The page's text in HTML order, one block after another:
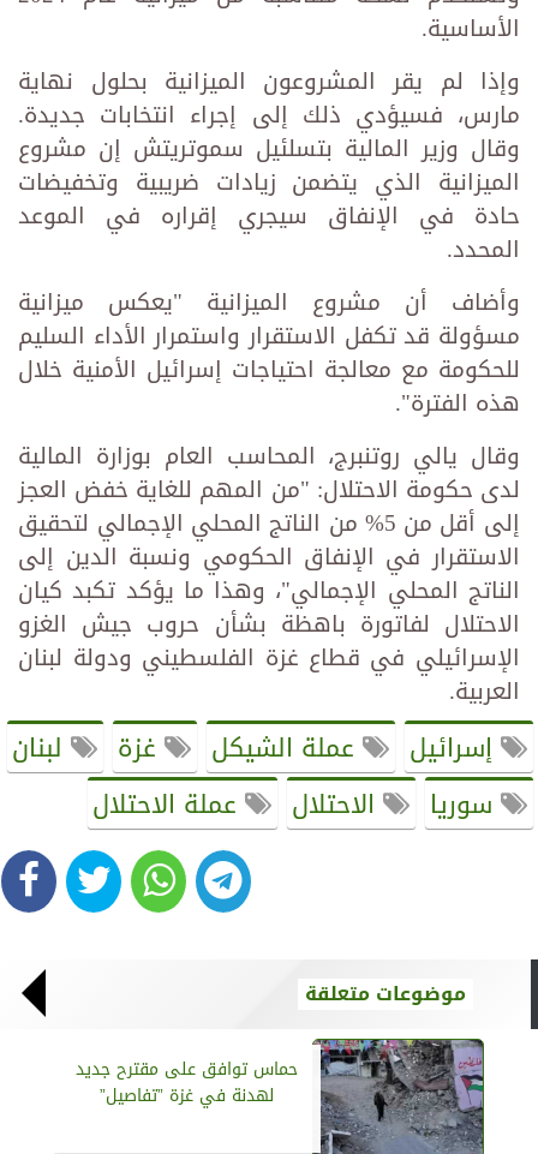
الأساسية.
وإذا لم يقر المشروعون الميزانية بحلول نهاية
مارس، فسيؤدي ذلك إلى إجراء انتخابات جديدة.
وقال وزير المالية بتسلئيل سموتريتش إن مشروع
الميزانية الذي يتضمن زيادات ضريبية وتخفيضات
حادة في الإنفاق سيجري إقراره في الموعد
المحدد.
وأضاف أن مشروع الميزانية "يعكس ميزانية
مسؤولة قد تكفل الاستقرار واستمرار الأداء السليم
للحكومة مع معالجة احتياجات إسرائيل الأمنية خلال
هذه الفترة".
وقال يالي روتنبرج، المحاسب العام بوزارة المالية
لدى حكومة الاحتلال: "من المهم للغاية خفض العجز
إلى أقل من 5% من الناتج المحلي الإجمالي لتحقيق
الاستقرار في الإنفاق الحكومي ونسبة الدين إلى
الناتج المحلي الإجمالي"، وهذا ما يؤكد تكبد كيان
الاحتلال لفاتورة باهظة بشأن حروب جيش الغزو
الإسرائيلي في قطاع غزة الفلسطيني ودولة لبنان
العربية.
إسرائيل عملة الشيكل غزة
لبنان
سوريا
الاحتلال عملة الاحتلال
موضوعات متعلقة
حماس توافق على مقترح جديد
لهدنة في غزة ”تفاصيل”